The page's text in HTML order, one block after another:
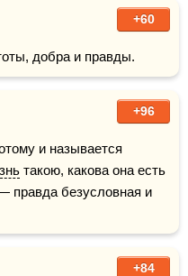
+60
добра и правды.
+96
и называется
такою, какова она есть
правда безусловная и
+84